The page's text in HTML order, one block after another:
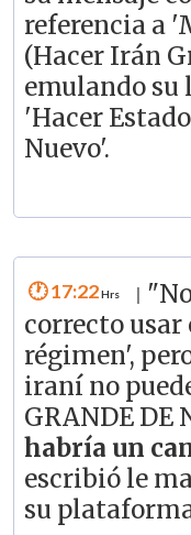
referencia a
(Hacer Irán
emulando su
'Hacer
Nuevo'.
17:22
correcto
régimen',
iraní no
GRANDE DE
habría un
escribió le
su